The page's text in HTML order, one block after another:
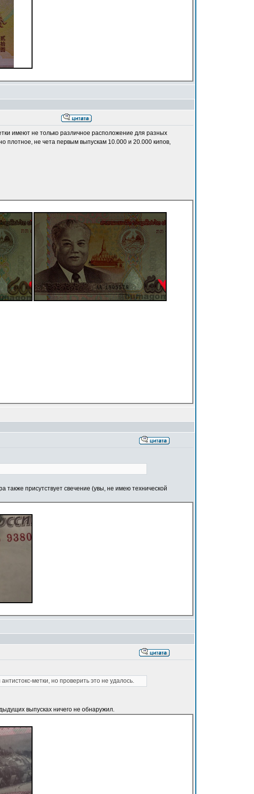
имеют не только различное расположение для разных
не чета первым выпускам 10.000 и 20.000 кипов,
присутствует свечение (увы, не имею технической
метки, но проверить это не удалось.
выпусках ничего не обнаружил.